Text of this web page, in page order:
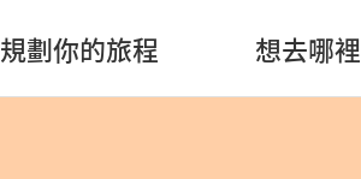
規劃你的旅程 想去哪裡